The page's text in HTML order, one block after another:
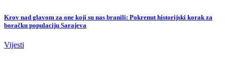
Krov nad glavom za one koji su nas branili: Pokrenut historijski korak za
boračku populaciju Sarajeva
Vijesti